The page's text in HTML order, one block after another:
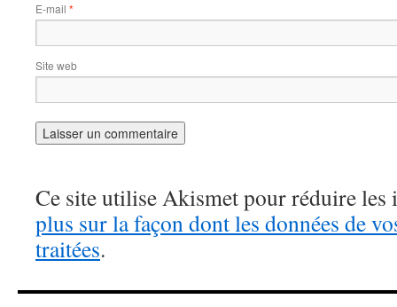
E-mail *
Site web
Ce site utilise Akismet pour réduire les
plus sur la façon dont les données de
traitées.